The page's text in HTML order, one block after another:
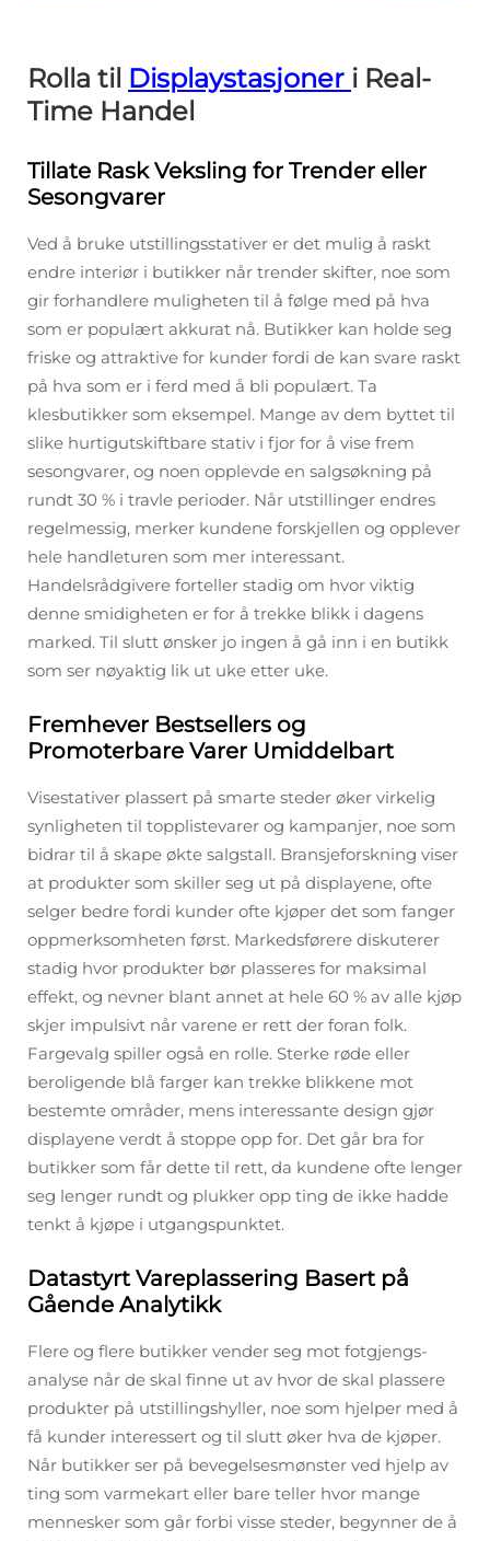
Rolla til Displaystasjoner i Real-
Time Handel
Tillate Rask Veksling for Trender eller
Sesongvarer
Ved å bruke utstillingsstativer er det mulig å raskt
endre interiør i butikker når trender skifter, noe som
gir forhandlere muligheten til å følge med på hva
som er populært akkurat nå. Butikker kan holde seg
friske og attraktive for kunder fordi de kan svare raskt
på hva som er i ferd med å bli populært. Ta
klesbutikker som eksempel. Mange av dem byttet til
slike hurtigutskiftbare stativ i fjor for å vise frem
sesongvarer, og noen opplevde en salgsøkning på
rundt 30 % i travle perioder. Når utstillinger endres
regelmessig, merker kundene forskjellen og opplever
hele handleturen som mer interessant.
Handelsrådgivere forteller stadig om hvor viktig
denne smidigheten er for å trekke blikk i dagens
marked. Til slutt ønsker jo ingen å gå inn i en butikk
som ser nøyaktig lik ut uke etter uke.
Fremhever Bestsellers og
Promoterbare Varer Umiddelbart
Visestativer plassert på smarte steder øker virkelig
synligheten til topplistevarer og kampanjer, noe som
bidrar til å skape økte salgstall. Bransjeforskning viser
at produkter som skiller seg ut på displayene, ofte
selger bedre fordi kunder ofte kjøper det som fanger
oppmerksomheten først. Markedsførere diskuterer
stadig hvor produkter bør plasseres for maksimal
effekt, og nevner blant annet at hele 60 % av alle kjøp
skjer impulsivt når varene er rett der foran folk.
Fargevalg spiller også en rolle. Sterke røde eller
beroligende blå farger kan trekke blikkene mot
bestemte områder, mens interessante design gjør
displayene verdt å stoppe opp for. Det går bra for
butikker som får dette til rett, da kundene ofte lenger
seg lenger rundt og plukker opp ting de ikke hadde
tenkt å kjøpe i utgangspunktet.
Datastyrt Vareplassering Basert på
Gående Analytikk
Flere og flere butikker vender seg mot fotgjengs-
analyse når de skal finne ut av hvor de skal plassere
produkter på utstillingshyller, noe som hjelper med å
få kunder interessert og til slutt øker hva de kjøper.
Når butikker ser på bevegelsesmønster ved hjelp av
ting som varmekart eller bare teller hvor mange
mennesker som går forbi visse steder, begynner de å